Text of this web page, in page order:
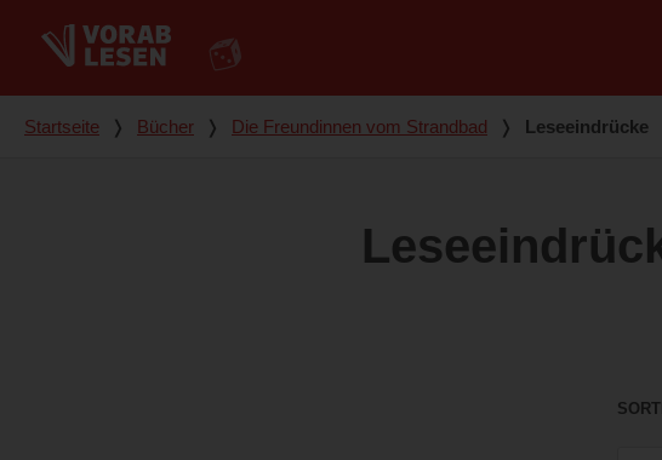
Du bist hier
Startseite ❭ Bücher ❭ Die Freundinnen vom Strandbad ❭ Leseeindrücke